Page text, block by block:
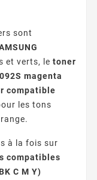
sont
et verts, le toner
magenta
compatible
les tons
à la fois sur
compatibles
C M Y)